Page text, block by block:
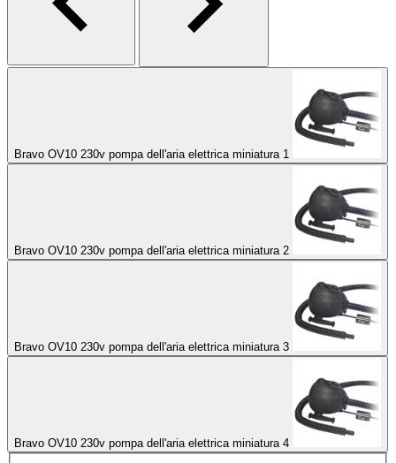
Bravo OV10 230v pompa dell'aria elettrica miniatura 1
Bravo OV10 230v pompa dell'aria elettrica miniatura 2
Bravo OV10 230v pompa dell'aria elettrica miniatura 3
Bravo OV10 230v pompa dell'aria elettrica miniatura 4